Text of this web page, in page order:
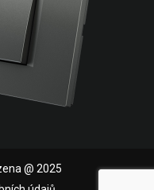
@ 2025